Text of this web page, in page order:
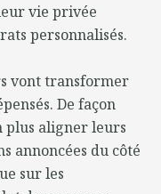
vie privée
personnalisés.
vont transformer
De façon
plus aligner leurs
annoncées du côté
sur les